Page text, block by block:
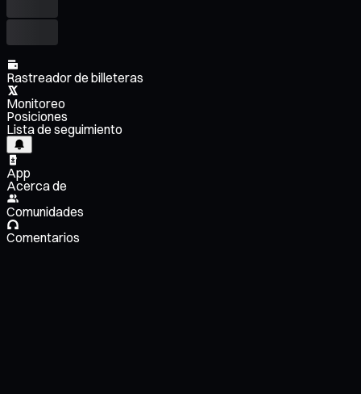
Rastreador de billeteras
Monitoreo
Posiciones
Lista de seguimiento
App
Acerca de
Comunidades
Comentarios